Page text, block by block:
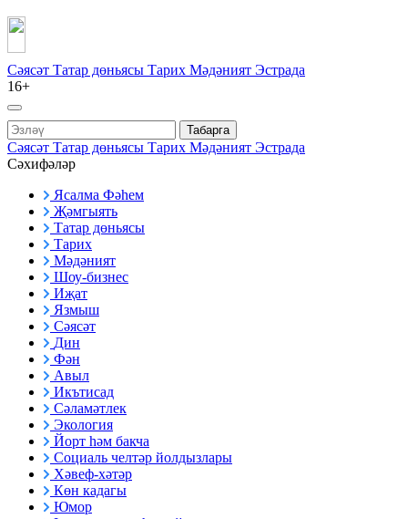
Сәясәт Татар дөньясы Тарих Мәдәният Эстрада
16+
Табарга
Сәясәт Татар дөньясы Тарих Мәдәният Эстрада
Сәхифәләр
Ясалма Фәһем
Җәмгыять
Татар дөньясы
Тарих
Мәдәният
Шоу-бизнес
Иҗат
Язмыш
Сәясәт
Дин
Фән
Авыл
Икътисад
Сәламәтлек
Экология
Йорт һәм бакча
Социаль челтәр йолдызлары
Хәвеф-хәтәр
Көн кадагы
Юмор